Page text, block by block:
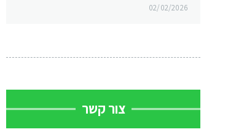
02/02/2026
צור קשר